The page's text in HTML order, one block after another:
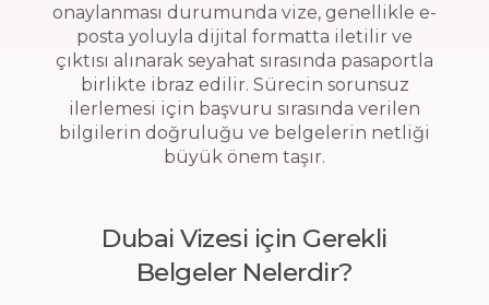
onaylanması durumunda vize, genellikle e-
posta yoluyla dijital formatta iletilir ve
çıktısı alınarak seyahat sırasında pasaportla
birlikte ibraz edilir. Sürecin sorunsuz
ilerlemesi için başvuru sırasında verilen
bilgilerin doğruluğu ve belgelerin netliği
büyük önem taşır.
Dubai Vizesi için Gerekli
Belgeler Nelerdir?